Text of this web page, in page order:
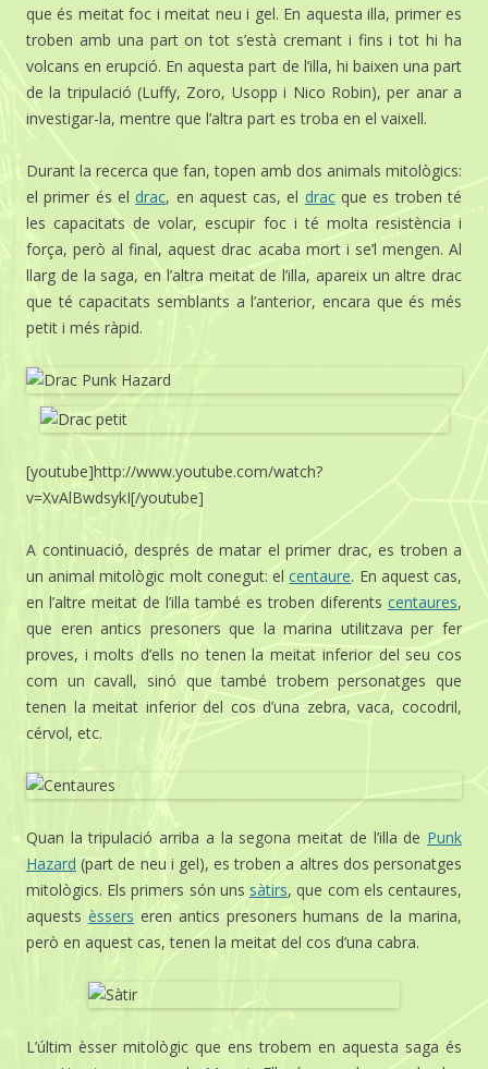
que és meitat foc i meitat neu i gel. En aquesta illa, primer es
troben amb una part on tot s’està cremant i fins i tot hi ha
volcans en erupció. En aquesta part de l’illa, hi baixen una part
de la tripulació (Luffy, Zoro, Usopp i Nico Robin), per anar a
investigar-la, mentre que l’altra part es troba en el vaixell.
Durant la recerca que fan, topen amb dos animals mitològics:
el primer és el drac, en aquest cas, el dracque es troben té
les capacitats de volar, escupir foc i té molta resistència i
força, però al final, aquest drac acaba mort i se’l mengen. Al
llarg de la saga, en l’altra meitat de l’illa, apareix un altre drac
que té capacitats semblants a l’anterior, encara que és més
petit i més ràpid.
[youtube]http://www.youtube.com/watch?
v=XvAlBwdsykI[/youtube]
A continuació, després de matar el primer drac, es troben a
un animal mitològic molt conegut: elcentaure. En aquest cas,
en l’altre meitat de l’illa també es troben diferents centaures,
que eren antics presoners que la marina utilitzava per fer
proves, i molts d’ells no tenen la meitat inferior del seu cos
com un cavall, sinó que també trobem personatges que
tenen la meitat inferior del cos d’una zebra, vaca, cocodril,
cérvol, etc.
Quan la tripulació arriba a la segona meitat de l’illa de Punk
Hazard (part de neu i gel), es troben a altres dos personatges
mitològics. Els primers són unssàtirs, que com els centaures,
aquests èssers eren antics presoners humans de la marina,
però en aquest cas, tenen la meitat del cos d’una cabra.
L’últim èsser mitològic que ens trobem en aquesta saga és